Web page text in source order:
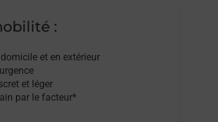
:
et en extérieur
et léger
par le facteur*